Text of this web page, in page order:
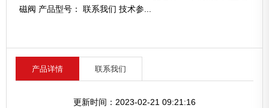
磁阀 产品型号： 联系我们 技术参...
产品详情 联系我们
更新时间：2023-02-21 09:21:16